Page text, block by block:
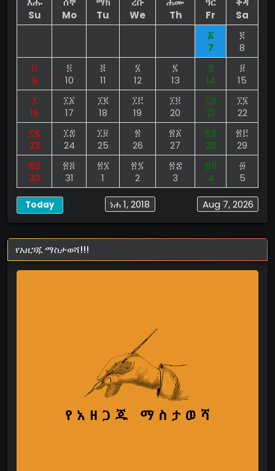
Su
Mo
Tu
We
Th
Fr
Sa
፩
7
፪
8
፫
9
፬
10
፭
11
፮
12
፯
13
፰
14
፱
15
፲
16
፲፩
17
፲፪
18
፲፫
19
፲፬
20
፲፭
21
፲፮
22
፲፯
23
፲፰
24
፲፱
25
፳
26
፳፩
27
፳፪
28
፳፫
29
፳፬
30
፳፭
31
፳፮
1
፳፯
2
፳፰
3
፳፱
4
፴
5
Aug 7, 2026
ነሐ 1, 2018
Today
የአዘጋጁ ማስታወሻ!!!